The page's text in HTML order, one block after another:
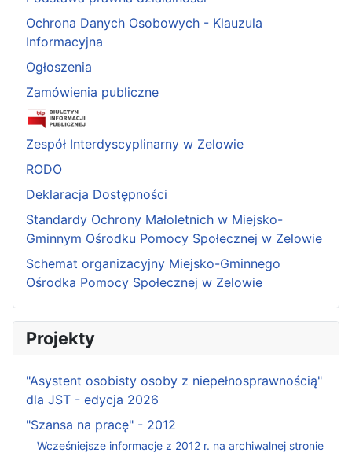
Ochrona Danych Osobowych - Klauzula
Informacyjna
Ogłoszenia
Zamówienia publiczne
Zespół Interdyscyplinarny w Zelowie
RODO
Deklaracja Dostępności
Standardy Ochrony Małoletnich w Miejsko-
Gminnym Ośrodku Pomocy Społecznej w Zelowie
Schemat organizacyjny Miejsko-Gminnego
Ośrodka Pomocy Społecznej w Zelowie
Projekty
"Asystent osobisty osoby z niepełnosprawnością"
dla JST - edycja 2026
"Szansa na pracę" - 2012
Wcześniejsze informacje z 2012 r. na archiwalnej stronie